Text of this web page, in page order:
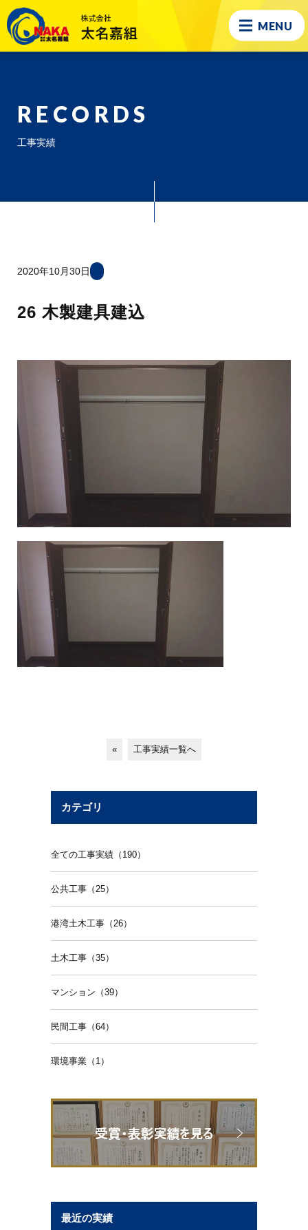
MENU
RECORDS
工事実績
2020年10月30日
26 木製建具建込
« 工事実績一覧へ
カテゴリ
全ての工事実績（190）
公共工事（25）
港湾土木工事（26）
土木工事（35）
マンション（39）
民間工事（64）
環境事業（1）
最近の実績